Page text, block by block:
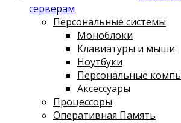
серверам
Персональные системы
Моноблоки
Клавиатуры и мыши
Ноутбуки
Персональные
Аксессуары
Процессоры
Оперативная Память